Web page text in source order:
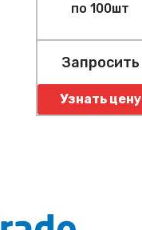
по 100шт
Запросить
Узнать цену